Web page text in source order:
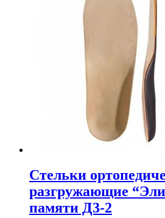
Стельки
разгружающие
памяти Д3-2